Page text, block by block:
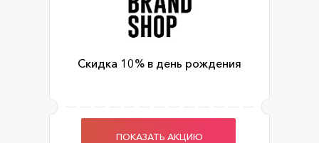
Скидка 10% в день рождения
ПОКАЗАТЬ АКЦИЮ